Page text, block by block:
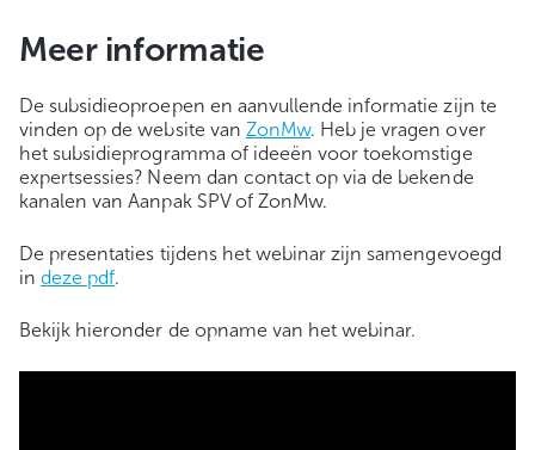
Meer informatie
De subsidieoproepen en aanvullende informatie zijn te
vinden op de website van ZonMw. Heb je vragen over
het subsidieprogramma of ideeën voor toekomstige
expertsessies? Neem dan contact op via de bekende
kanalen van Aanpak SPV of ZonMw.
De presentaties tijdens het webinar zijn samengevoegd
indeze pdf.
Bekijk hieronder de opname van het webinar.